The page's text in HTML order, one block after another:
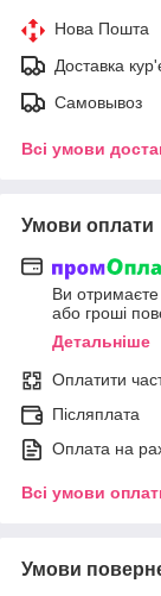
Нова Пошта
Доставка
Самовывоз
Всі умови
Умови оплати
Ви
або гроші
Детальніше
Оплатити
Післяплата
Оплата на
Всі умови
Умови